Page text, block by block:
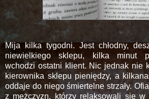
Mija kilka tygodni. Jest chłodny,
niewielkiego sklepu, kilka minut
wchodzi ostatni klient. Nic jednak nie
kierownika sklepu pieniędzy, a
oddaje do niego śmiertelne strzały.
z mężczyzn, którzy relaksowali się